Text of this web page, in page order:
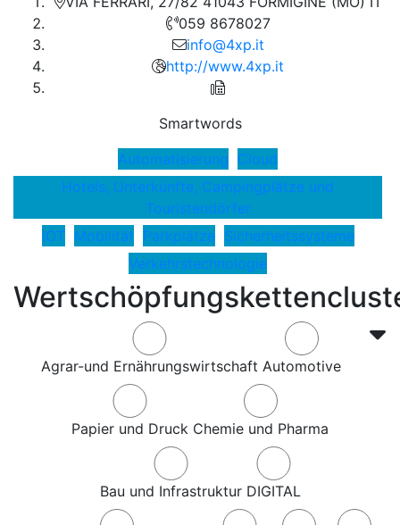
Agrar-und Ernährungswirtschaft Automotive
Papier und Druck Chemie und Pharma
Bau und Infrastruktur DIGITAL
059 8678027
info@4xp.it
http://www.4xp.it
Smartwords
Automatisierung Cloud
Hotels, Unterkünfte, Campingplätze und
Touristendörfer
IOT Mobilität Parkplätze Sicherheitssysteme
Verkehrstechnologie